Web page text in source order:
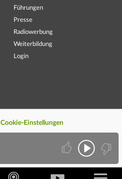
Führungen
Presse
Radiowerbung
Weiterbildung
Login
Cookie-Einstellungen